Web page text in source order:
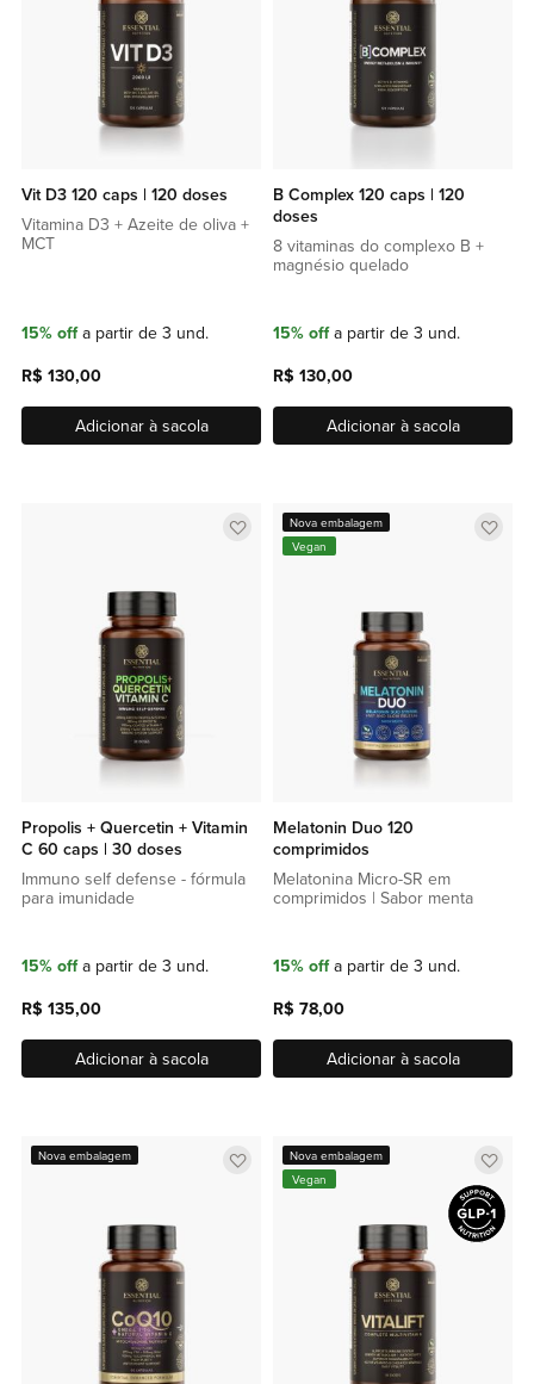
Vit D3 120 caps | 120 doses
Vitamina D3 + Azeite de oliva +
MCT
15% offa partir de 3 und.
R$ 130,00
Adicionar à sacola
B Complex 120 caps | 120
doses
8 vitaminas do complexo B +
magnésio quelado
15% offa partir de 3 und.
R$ 130,00
Adicionar à sacola
Adicionar
Propolis + Quercetin + Vitamin
C 60 caps | 30 doses
Immuno self defense - fórmula
para imunidade
15% offa partir de 3 und.
R$ 135,00
Adicionar à sacola
Nova embalagem
Vegan
Melatonin Duo 120
comprimidos
Melatonina Micro-SR em
comprimidos | Sabor menta
15% offa partir de 3 und.
R$ 78,00
Adicionar à sacola
Adicionar
Nova embalagem
a
lista
de
Nova embalagem
Vegan